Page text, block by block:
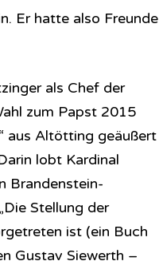
Er hatte also Freunde
als Chef der
zum Papst 2015
aus Altötting geäußert
lobt Kardinal
Brandenstein-
Stellung der
ist (ein Buch
Gustav Siewerth –